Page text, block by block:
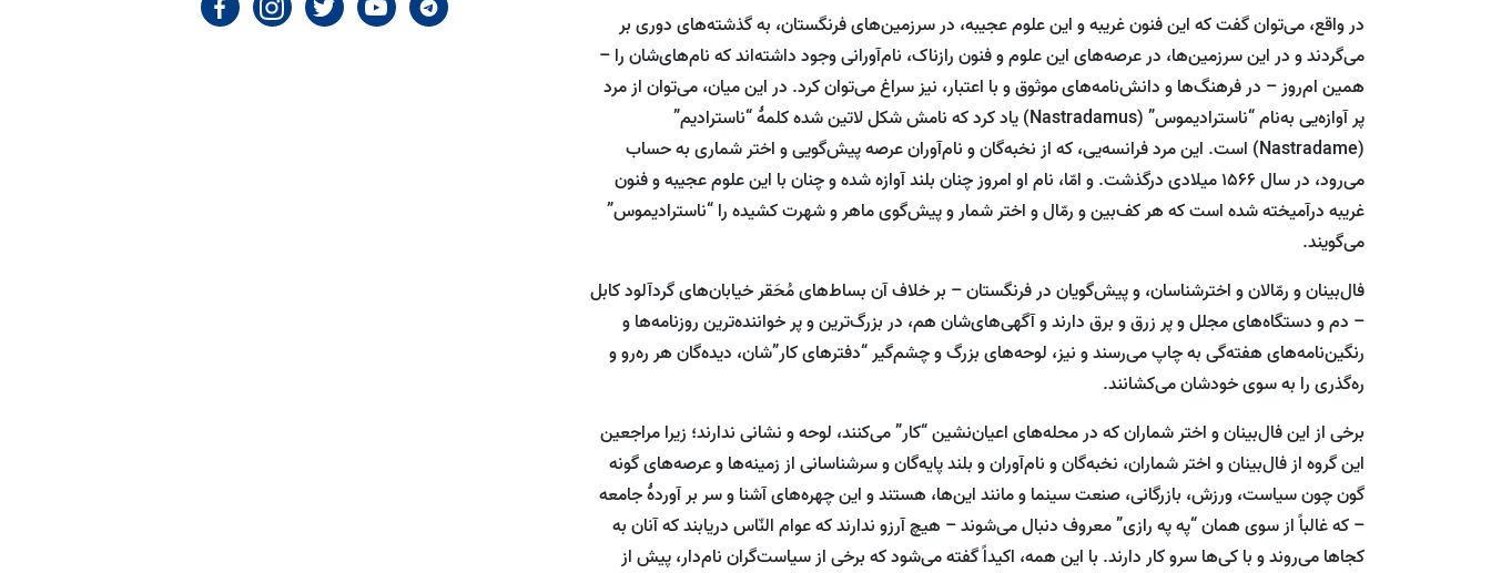
در واقع، می‌توان گفت که این فنون غریبه و این علوم عجیبه، در سرزمین‌های فرنگستان، به گذشته‌های دوری بر
می‌گردند و در این سرزمین‌ها، در عرصه‌های این علوم و فنون رازناک، نام‌آورانی وجود داشته‌اند که نام‌های‌شان را –
همین ام‌روز – در فرهنگ‌ها و دانش‌نامه‌های موثوق و با اعتبار، نیز سراغ می‌توان کرد. در این میان، می‌توان از مرد
پر آوازه‌یی به‌نام “ناسترادیموس” (Nastradamus) یاد کرد که نامش شکل لاتین شده کلمۀ “ناسترادیم”
(Nastradame) است. این مرد فرانسه‌یی، که از نخبه‌گان و نام‌آوران عرصه پیش‌گویی و اختر شماری به حساب
می‌رود، در سال 1566 میلادی درگذشت. و امّا، نام او امروز چنان بلند آوازه شده و چنان با این علوم عجیبه و فنون
غریبه درآمیخته شده است که هر کف‌بین و رمّال و اختر شمار و پیش‌گوی ماهر و شهرت کشیده را “ناسترادیموس”
می‌گویند.
فال‌بینان و رمّالان و اخترشناسان، و پیش‌گویان در فرنگستان – بر خلاف آن بساط‌های مُحَقر خیابان‌های گردآلود کابل
– دم و دستگاه‌های مجلل و پر زرق و برق دارند و آگهی‌های‌شان هم، در بزرگ‌ترین و پر خواننده‌ترین روزنامه‌ها و
رنگین‌نامه‌های هفته‌گی به چاپ می‌رسند و نیز، لوحه‌های بزرگ و چشم‌گیر “دفتر‌های کار”شان، دیده‌گان هر ره‌رو و
ره‌گذری را به سوی خودشان می‌کشانند.
برخی از این فال‌بینان و اختر شماران که در محله‌های اعیان‌نشین “کار” می‌کنند، لوحه و نشانی ندارند؛ زیرا مراجعین
این گروه از فال‌بینان و اختر شماران، نخبه‌گان و نام‌آوران و بلند پایه‌گان و سرشناسانی از زمینه‌ها و عرصه‌های گونه
گون چون سیاست، ورزش، بازرگانی، صنعت سینما و مانند این‌ها، هستند و این چهره‌های آشنا و سر بر آوردۀ جامعه
– که غالباً از سوی همان “په په رازی” معروف دنبال می‌شوند – هیچ آرزو ندارند که عوام النّاس دریابند که آنان به
کجاها می‌روند و با کی‌ها سرو کار دارند. با این همه، اکیداً گفته می‌شود که برخی از سیاست‌گران نام‌دار، پیش از